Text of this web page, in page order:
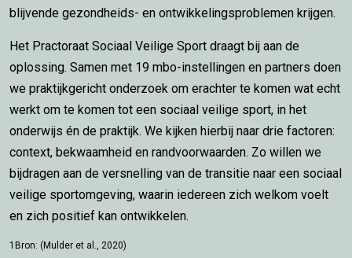
blijvende gezondheids- en ontwikkelingsproblemen krijgen.
Het Practoraat Sociaal Veilige Sport draagt bij aan de
oplossing. Samen met 19 mbo-instellingen en partners doen
we praktijkgericht onderzoek om erachter te komen wat echt
werkt om te komen tot een sociaal veilige sport, in het
onderwijs én de praktijk. We kijken hierbij naar drie factoren:
context, bekwaamheid en randvoorwaarden. Zo willen we
bijdragen aan de versnelling van de transitie naar een sociaal
veilige sportomgeving, waarin iedereen zich welkom voelt
en zich positief kan ontwikkelen.
1Bron: (Mulder et al., 2020)